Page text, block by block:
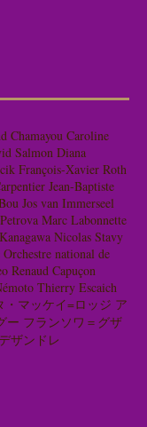
Chamayou Caroline
Salmon Diana
François-Xavier Roth
Jean-Baptiste
Jos van Immerseel
Marc Labonnette
Nicolas Stavy
Orchestre national de
Renaud Capuçon
Thierry Escaich
・マッケイ=ロッジ ア
ー フランソワ＝グザ
ザンドレ